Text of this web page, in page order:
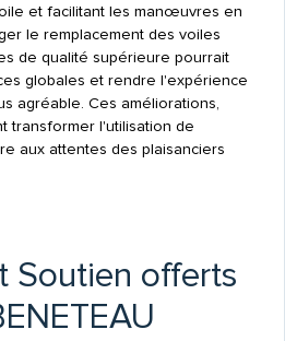
et facilitant les manœuvres en
le remplacement des voiles
de qualité supérieure pourrait
globales et rendre l'expérience
agréable. Ces améliorations,
transformer l'utilisation de
aux attentes des plaisanciers
Soutien offerts